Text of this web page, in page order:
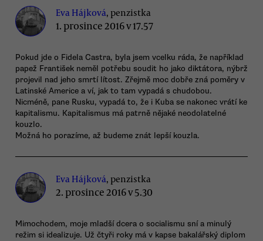
Eva Hájková, penzistka
1. prosince 2016 v 17.57
Pokud jde o Fidela Castra, byla jsem vcelku ráda, že například
papež František neměl potřebu soudit ho jako diktátora, nýbrž
projevil nad jeho smrtí lítost. Zřejmě moc dobře zná poměry v
Latinské Americe a ví, jak to tam vypadá s chudobou.
Nicméně, pane Rusku, vypadá to, že i Kuba se nakonec vrátí ke
kapitalismu. Kapitalismus má patrně nějaké neodolatelné
kouzlo.
Možná ho porazíme, až budeme znát lepší kouzla.
Eva Hájková, penzistka
2. prosince 2016 v 5.30
Mimochodem, moje mladší dcera o socialismu sní a minulý
režim si idealizuje. Už čtyři roky má v kapse bakalářský diplom